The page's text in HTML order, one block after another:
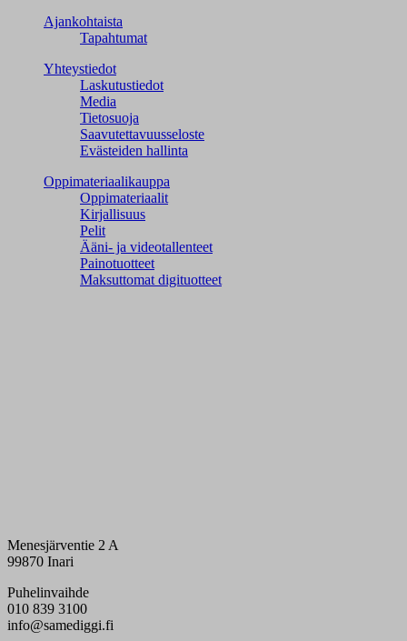
Ajankohtaista
Tapahtumat
Yhteystiedot
Laskutustiedot
Media
Tietosuoja
Saavutettavuusseloste
Evästeiden hallinta
Oppimateriaalikauppa
Oppimateriaalit
Kirjallisuus
Pelit
Ääni- ja videotallenteet
Painotuotteet
Maksuttomat digituotteet
Menesjärventie 2 A
99870 Inari
Puhelinvaihde
010 839 3100
info@samediggi.fi